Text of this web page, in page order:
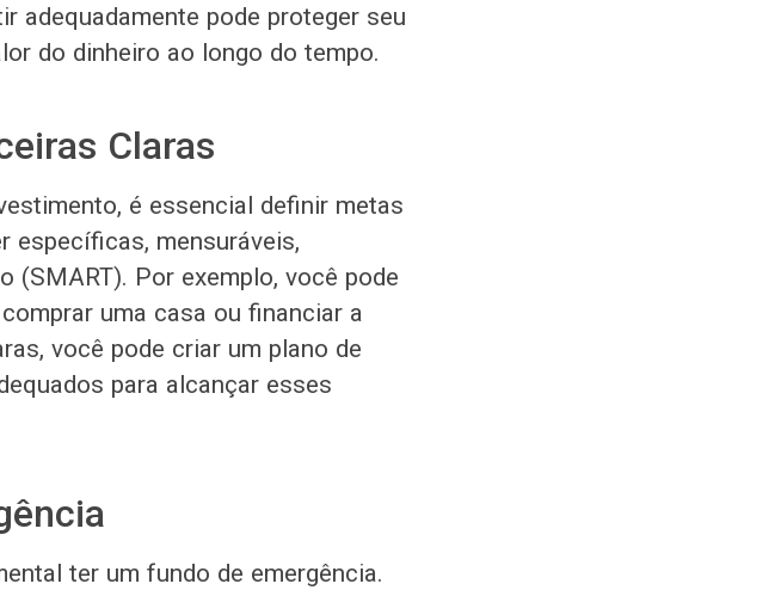
adequadamente pode proteger seu
do dinheiro ao longo do tempo.
Claras
é essencial definir metas
específicas, mensuráveis,
(SMART). Por exemplo, você pode
uma casa ou financiar a
você pode criar um plano de
para alcançar esses
ter um fundo de emergência.